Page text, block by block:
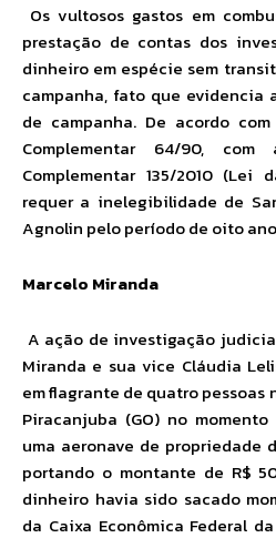
Os vultosos gastos em
prestação de contas dos
dinheiro em espécie sem
campanha, fato que evidencia
de campanha. De acordo
Complementar 64/90,
Complementar 135/2010
requer a inelegibilidade de
Agnolin pelo período de oito
Marcelo Miranda
A ação de investigação
Miranda e sua vice Cláudia
em flagrante de quatro pessoas
Piracanjuba (GO) no
uma aeronave de propriedade
portando o montante de R$
dinheiro havia sido sacado
da Caixa Econômica Federal